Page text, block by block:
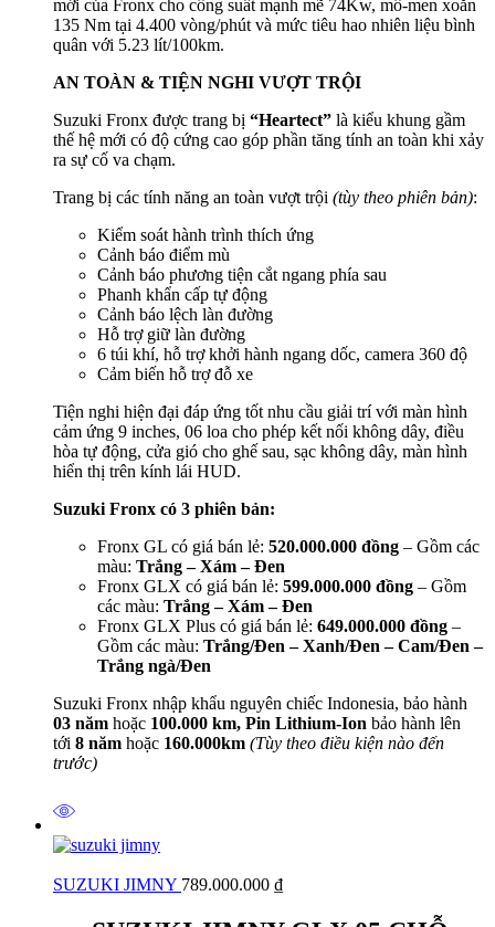
mới của Fronx cho công suất mạnh mẽ 74Kw, mô-men xoắn
135 Nm tại 4.400 vòng/phút và mức tiêu hao nhiên liệu bình
quân với 5.23 lít/100km.
AN TOÀN & TIỆN NGHI VƯỢT TRỘI
Suzuki Fronx được trang bị “Heartect” là kiểu khung gầm
thế hệ mới có độ cứng cao góp phần tăng tính an toàn khi xảy
ra sự cố va chạm.
Trang bị các tính năng an toàn vượt trội (tùy theo phiên bản):
Kiểm soát hành trình thích ứng
Cảnh báo điểm mù
Cảnh báo phương tiện cắt ngang phía sau
Phanh khẩn cấp tự động
Cảnh báo lệch làn đường
Hỗ trợ giữ làn đường
6 túi khí, hỗ trợ khởi hành ngang dốc, camera 360 độ
Cảm biến hỗ trợ đỗ xe
Tiện nghi hiện đại đáp ứng tốt nhu cầu giải trí với màn hình
cảm ứng 9 inches, 06 loa cho phép kết nối không dây, điều
hòa tự động, cửa gió cho ghế sau, sạc không dây, màn hình
hiển thị trên kính lái HUD.
Suzuki Fronx có 3 phiên bản:
Fronx GL có giá bán lẻ: 520.000.000 đồng – Gồm các
màu: Trắng – Xám – Đen
Fronx GLX có giá bán lẻ: 599.000.000 đồng – Gồm
các màu: Trắng – Xám – Đen
Fronx GLX Plus có giá bán lẻ: 649.000.000 đồng –
Gồm các màu: Trắng/Đen – Xanh/Đen – Cam/Đen –
Trắng ngà/Đen
Suzuki Fronx nhập khẩu nguyên chiếc Indonesia, bảo hành
03 năm hoặc 100.000 km, Pin Lithium-Ion bảo hành lên
tới 8 năm hoặc 160.000km (Tùy theo điều kiện nào đến
trước)
SUZUKI JIMNY 789.000.000 ₫